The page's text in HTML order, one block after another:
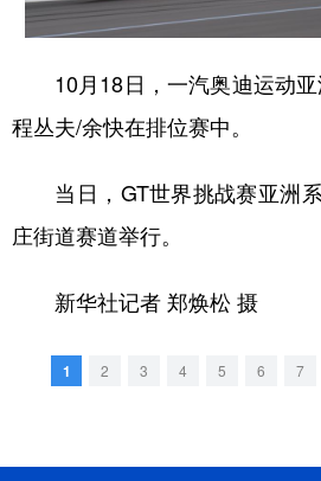
城市 旅游
彩票 娱乐
公益 一带一路
文化产业
地方频道
辽宁
10月18日，一汽奥迪运动亚
程丛夫/余快在排位赛中。
当日，GT世界挑战赛亚洲
庄街道赛道举行。
新华社记者 郑焕松 摄
1 2 3 4 5 6 7